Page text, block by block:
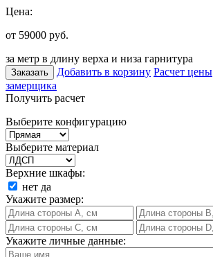
Цена:
от 59000 руб.
за метр в длину верха и низа гарнитура
Заказать Добавить в корзину Расчет цены
замерщика
Получить расчет
Выберите конфигурацию
Выберите материал
Верхние шкафы:
нет да
Укажите размер:
Укажите личные данные: